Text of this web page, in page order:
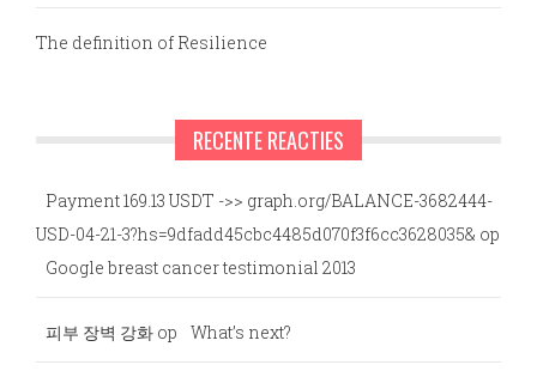
The definition of Resilience
RECENTE REACTIES
Payment 169.13 USDT ->> graph.org/BALANCE-3682444-
USD-04-21-3?hs=9dfadd45cbc4485d070f3f6cc3628035& op
Google breast cancer testimonial 2013
피부 장벽 강화 op What’s next?